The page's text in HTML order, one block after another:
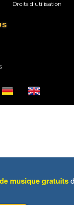
Droits d'utilisation
musique gratuits